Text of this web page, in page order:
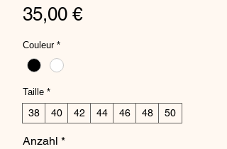
35,00 €Preis
Couleur *
Taille *
38 40 42 44 46 48 50
Anzahl *